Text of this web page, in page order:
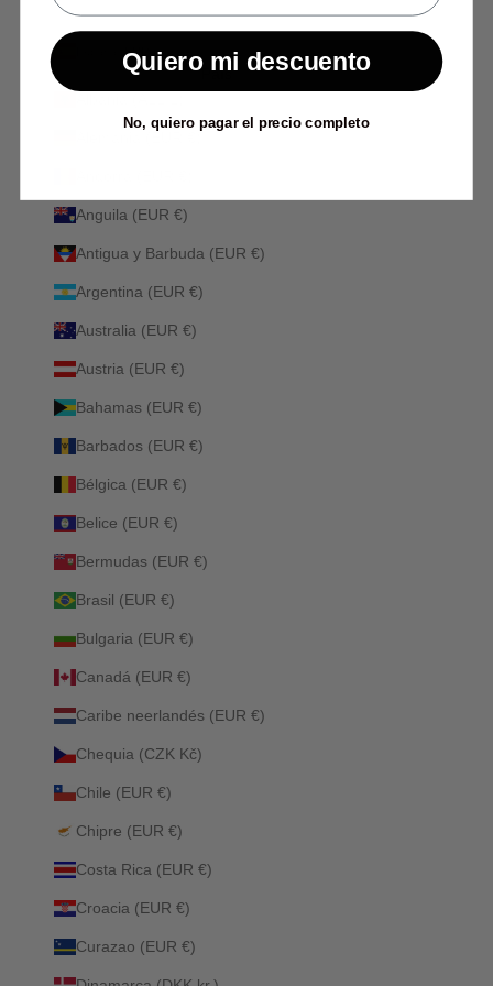
España (EUR €)
País
Anguila (EUR €)
Antigua y Barbuda (EUR €)
Argentina (EUR €)
Australia (EUR €)
Austria (EUR €)
Bahamas (EUR €)
Barbados (EUR €)
Bélgica (EUR €)
Belice (EUR €)
Bermudas (EUR €)
Brasil (EUR €)
Bulgaria (EUR €)
Canadá (EUR €)
Caribe neerlandés (EUR €)
Chequia (CZK Kč)
Chile (EUR €)
Chipre (EUR €)
Costa Rica (EUR €)
Croacia (EUR €)
Curazao (EUR €)
Quiero mi descuento
No, quiero pagar el precio completo